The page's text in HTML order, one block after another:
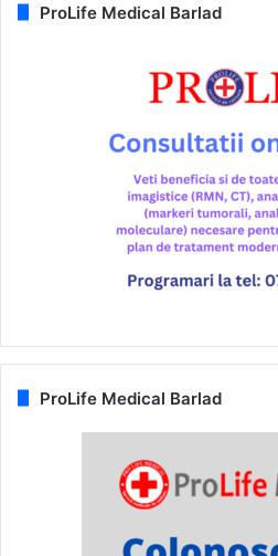
ProLife Medical Barlad
ProLife Medical Barlad